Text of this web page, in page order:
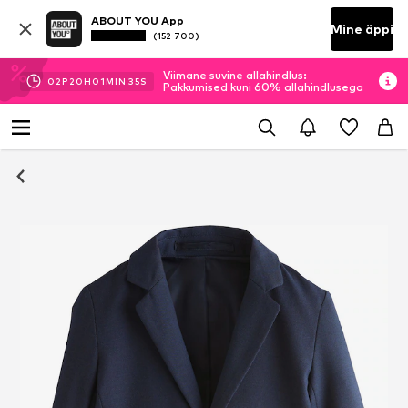
ABOUT YOU App
(152 700) Mine äppi
02P 20H 01MIN 34S
Viimane suvine allahindlus:
Pakkumised kuni 60% allahindlusega